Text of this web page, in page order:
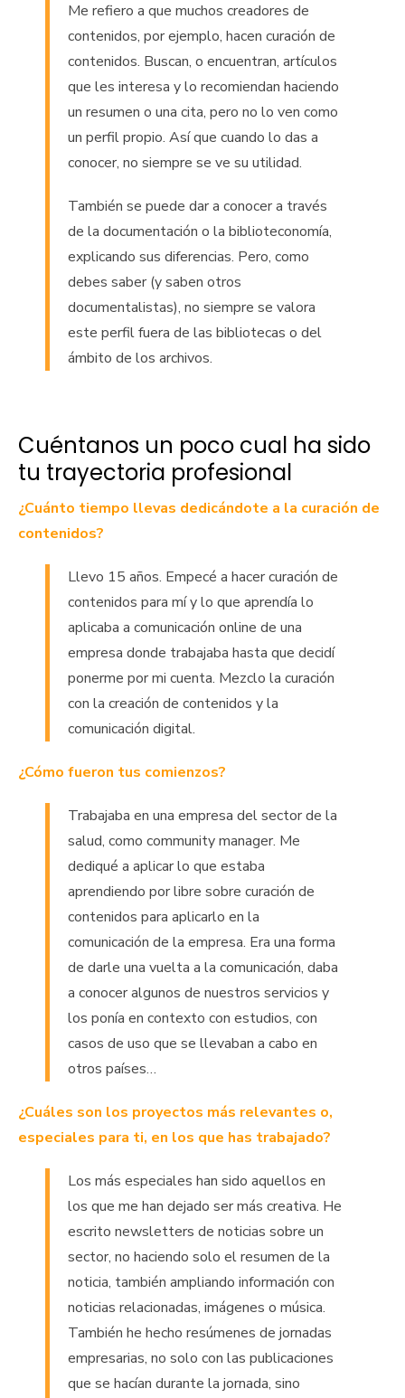
Me refiero a que muchos creadores de
contenidos, por ejemplo, hacen curación de
contenidos. Buscan, o encuentran, artículos
que les interesa y lo recomiendan haciendo
un resumen o una cita, pero no lo ven como
un perfil propio. Así que cuando lo das a
conocer, no siempre se ve su utilidad.
También se puede dar a conocer a través
de la documentación o la biblioteconomía,
explicando sus diferencias. Pero, como
debes saber (y saben otros
documentalistas), no siempre se valora
este perfil fuera de las bibliotecas o del
ámbito de los archivos.
Cuéntanos un poco cual ha sido
tu trayectoria profesional
¿Cuánto tiempo llevas dedicándote a la curación de
contenidos?
Llevo 15 años. Empecé a hacer curación de
contenidos para mí y lo que aprendía lo
aplicaba a comunicación online de una
empresa donde trabajaba hasta que decidí
ponerme por mi cuenta. Mezclo la curación
con la creación de contenidos y la
comunicación digital.
¿Cómo fueron tus comienzos?
Trabajaba en una empresa del sector de la
salud, como community manager. Me
dediqué a aplicar lo que estaba
aprendiendo por libre sobre curación de
contenidos para aplicarlo en la
comunicación de la empresa. Era una forma
de darle una vuelta a la comunicación, daba
a conocer algunos de nuestros servicios y
los ponía en contexto con estudios, con
casos de uso que se llevaban a cabo en
otros países…
¿Cuáles son los proyectos más relevantes o,
especiales para ti, en los que has trabajado?
Los más especiales han sido aquellos en
los que me han dejado ser más creativa. He
escrito newsletters de noticias sobre un
sector, no haciendo solo el resumen de la
noticia, también ampliando información con
noticias relacionadas, imágenes o música.
También he hecho resúmenes de jornadas
empresarias, no solo con las publicaciones
que se hacían durante la jornada, sino